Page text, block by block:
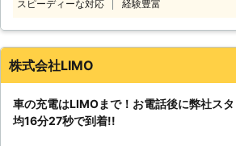
ご依頼くださ
です。例えば、
ように、バッ
スピーディーな対応 経験豊富
株式会社LIMO
車の充電はLIMOまで！お電話後に弊社ス
均16分27秒で到着!!